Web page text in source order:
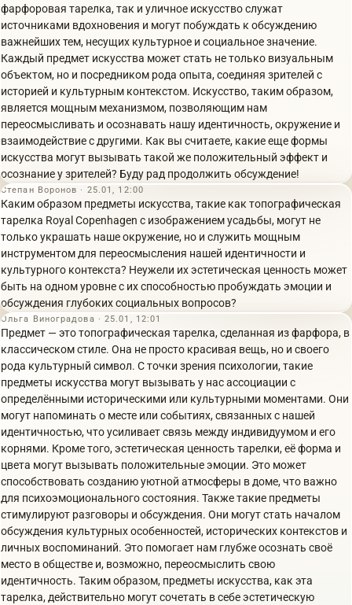
фарфоровая тарелка, так и уличное искусство служат
источниками вдохновения и могут побуждать к обсуждению
важнейших тем, несущих культурное и социальное значение.
Каждый предмет искусства может стать не только визуальным
объектом, но и посредником рода опыта, соединяя зрителей с
историей и культурным контекстом. Искусство, таким образом,
является мощным механизмом, позволяющим нам
переосмысливать и осознавать нашу идентичность, окружение и
взаимодействие с другими. Как вы считаете, какие еще формы
искусства могут вызывать такой же положительный эффект и
осознание у зрителей? Буду рад продолжить обсуждение!
Степан Воронов · 25.01, 12:00
Каким образом предметы искусства, такие как топографическая
тарелка Royal Copenhagen с изображением усадьбы, могут не
только украшать наше окружение, но и служить мощным
инструментом для переосмысления нашей идентичности и
культурного контекста? Неужели их эстетическая ценность может
быть на одном уровне с их способностью пробуждать эмоции и
обсуждения глубоких социальных вопросов?
Ольга Виноградова · 25.01, 12:01
Предмет — это топографическая тарелка, сделанная из фарфора, в
классическом стиле. Она не просто красивая вещь, но и своего
рода культурный символ. С точки зрения психологии, такие
предметы искусства могут вызывать у нас ассоциации с
определёнными историческими или культурными моментами. Они
могут напоминать о месте или событиях, связанных с нашей
идентичностью, что усиливает связь между индивидуумом и его
корнями. Кроме того, эстетическая ценность тарелки, её форма и
цвета могут вызывать положительные эмоции. Это может
способствовать созданию уютной атмосферы в доме, что важно
для психоэмоционального состояния. Также такие предметы
стимулируют разговоры и обсуждения. Они могут стать началом
обсуждения культурных особенностей, исторических контекстов и
личных воспоминаний. Это помогает нам глубже осознать своё
место в обществе и, возможно, переосмыслить свою
идентичность. Таким образом, предметы искусства, как эта
тарелка, действительно могут сочетать в себе эстетическую